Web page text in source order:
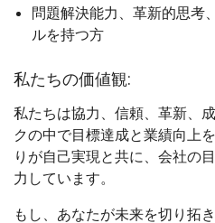
問題解決能力、革新的思考
ルを持つ方
私たちの価値観:
私たちは協力、信頼、革新、
クの中で目標達成と業績向上
りが自己実現と共に、会社の
力しています。
もし、あなたが未来を切り拓